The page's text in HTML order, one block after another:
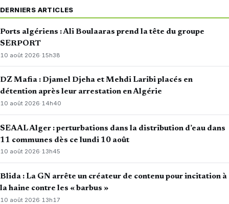
DERNIERS ARTICLES
Ports algériens : Ali Boulaaras prend la tête du groupe
SERPORT
10 août 2026· 15h38
DZ Mafia : Djamel Djeha et Mehdi Laribi placés en
détention après leur arrestation en Algérie
10 août 2026·14h40
SEAAL Alger : perturbations dans la distribution d’eau dans
11 communes dès ce lundi 10 août
10 août 2026·13h45
Blida : La GN arrête un créateur de contenu pour incitation à
la haine contre les « barbus »
10 août 2026· 13h17